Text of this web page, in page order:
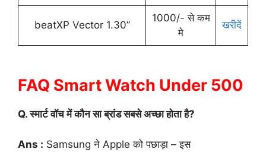
beatXP Vector 1.30”
1000/- से कम
मे
खरीदें
FAQ Smart Watch Under 500
Q. स्मार्ट वॉच में कौन सा ब्रांड सबसे अच्छा होता है?
Ans : Samsung ने Apple को पछाड़ा – इस